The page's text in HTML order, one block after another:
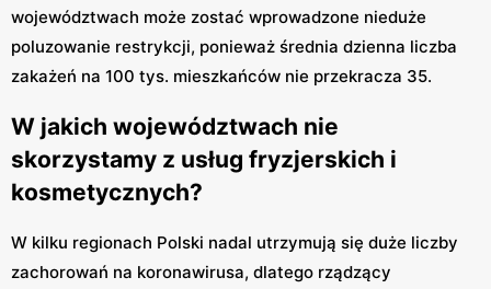
województwach może zostać wprowadzone nieduże
poluzowanie restrykcji, ponieważ średnia dzienna liczba
zakażeń na 100 tys. mieszkańców nie przekracza 35.
W jakich województwach nie
skorzystamy z usług fryzjerskich i
kosmetycznych?
W kilku regionach Polski nadal utrzymują się duże liczby
zachorowań na koronawirusa, dlatego rządzący